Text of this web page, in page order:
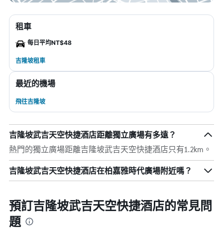
租車
每日平均NT$48
吉隆坡租車
最近的機場
飛往吉隆坡
吉隆坡武吉天空快捷酒店距離獨立廣場有多遠？
熱門的獨立廣場距離吉隆坡武吉天空快捷酒店只有1.2km。
吉隆坡武吉天空快捷酒店在柏嘉雅時代廣場附近嗎？
預訂吉隆坡武吉天空快捷酒店的常見問
題